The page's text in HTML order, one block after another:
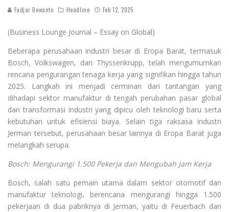
Fadjar Dewanto Headline Feb 12, 2025
(Business Lounge Journal – Essay on Global)
Beberapa perusahaan industri besar di Eropa Barat, termasuk
Bosch, Volkswagen, dan Thyssenkrupp, telah mengumumkan
rencana pengurangan tenaga kerja yang signifikan hingga tahun
2025. Langkah ini menjadi cerminan dari tantangan yang
dihadapi sektor manufaktur di tengah perubahan pasar global
dan transformasi industri yang dipicu oleh teknologi baru serta
kebutuhan untuk efisiensi biaya. Selain tiga raksasa industri
Jerman tersebut, perusahaan besar lainnya di Eropa Barat juga
melangkah serupa.
Bosch: Mengurangi 1.500 Pekerja dan Mengubah Jam Kerja
Bosch, salah satu pemain utama dalam sektor otomotif dan
manufaktur teknologi, berencana mengurangi hingga 1.500
pekerjaan di dua pabriknya di Jerman, yaitu di Feuerbach dan